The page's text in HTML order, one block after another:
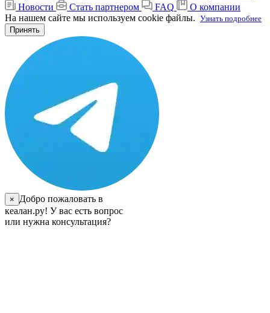
Новости
Стать партнером FAQ
О компании
На нашем сайте мы используем cookie файлы. Узнать подробнее
Принять
×
Добро пожаловать в
кеалан.ру! У вас есть вопрос
или нужна консультация?